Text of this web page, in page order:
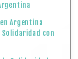
Argentina
con